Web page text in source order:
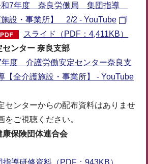
和7年度 奈良労働局 集団指導
施設・事業所】 2/2 - YouTube
スライド（PDF：4,411KB）
ンター 奈良支部
年度 介護労働安定センター奈良支
全介護施設・事業所】 - YouTube
センターからの配布資料はありませ
をご視聴ください。
康保険団体連合会
指導研修資料（PDF：943KB）